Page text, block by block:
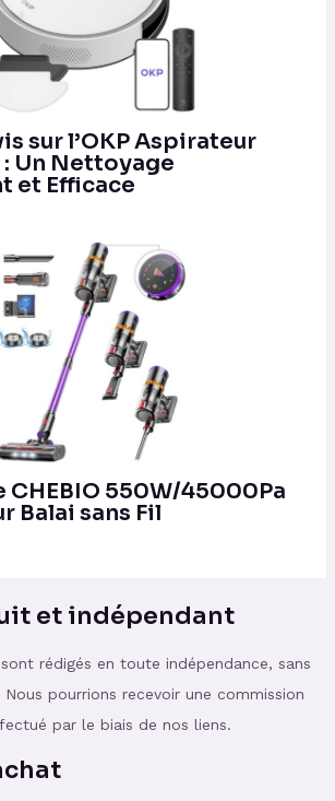
sur l’OKP Aspirateur
Un Nettoyage
et Efficace
CHEBIO 550W/45000Pa
Balai sans Fil
et indépendant
rédigés en toute indépendance, sans
Nous pourrions recevoir une commission
par le biais de nos liens.